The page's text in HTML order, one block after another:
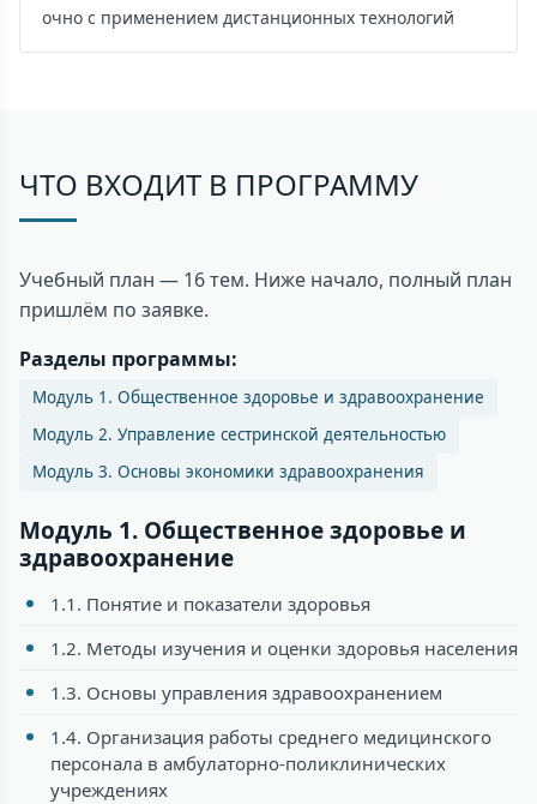
очно с применением дистанционных технологий
ЧТО ВХОДИТ В ПРОГРАММУ
Учебный план — 16 тем. Ниже начало, полный план
пришлём по заявке.
Разделы программы:
Модуль 1. Общественное здоровье и здравоохранение
Модуль 2. Управление сестринской деятельностью
Модуль 3. Основы экономики здравоохранения
Модуль 1. Общественное здоровье и
здравоохранение
1.1. Понятие и показатели здоровья
1.2. Методы изучения и оценки здоровья населения
1.3. Основы управления здравоохранением
1.4. Организация работы среднего медицинского
персонала в амбулаторно-поликлинических
учреждениях